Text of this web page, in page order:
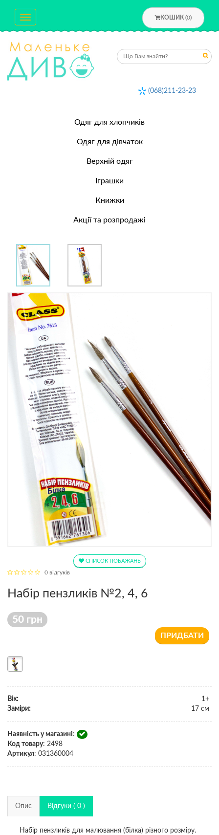
Toggle
КОШИК (0)
(068)211-23-23
Одяг для хлопчиків
Одяг для дівчаток
Верхній одяг
Іграшки
Книжки
Акції та розпродажі
СПИСОК ПОБАЖАНЬ
0 відгуків
Набір пензликів №2, 4, 6
50 грн
ПРИДБАТИ
Вік:
1+
Заміри:
17 см
Наявність у магазині:
Код товару: 2498
Артикул: 031360004
Опис Відгуки ( 0 )
Набір пензликів для малювання (білка) різного розміру.